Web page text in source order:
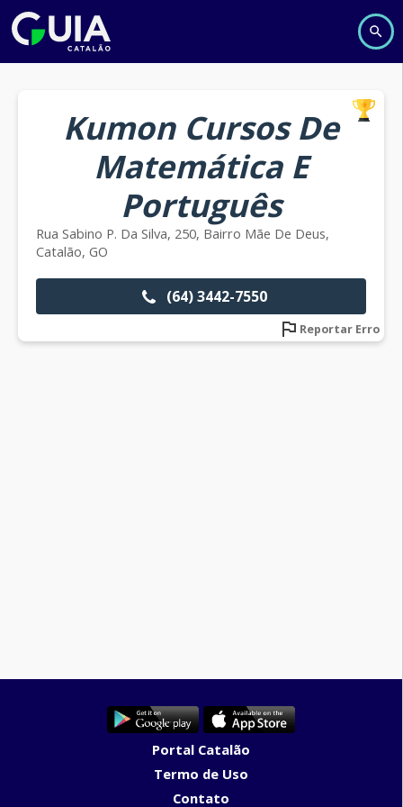
Kumon Cursos De
Matemática E
Português
Rua Sabino P. Da Silva, 250, Bairro Mãe De Deus,
Catalão, GO
(64) 3442-7550
Reportar Erro
Portal Catalão
Termo de Uso
Contato